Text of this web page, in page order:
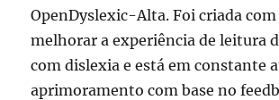
OpenDyslexic-Alta. Foi criada
melhorar a experiência de leitura
com dislexia e está em constante
aprimoramento com base no